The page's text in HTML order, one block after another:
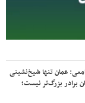
عمان تنها شیخ‌نشینی
برادر بزرگ‌تر نیست؛